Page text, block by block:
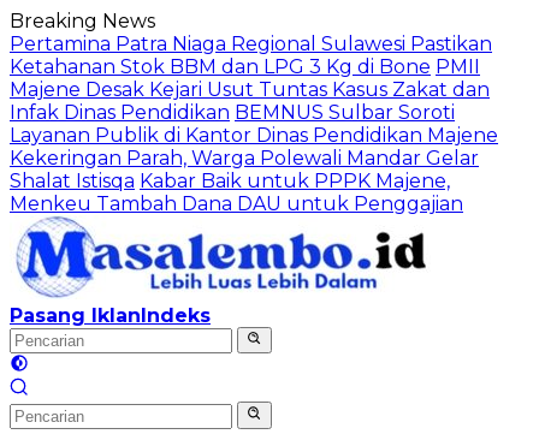
Langsung
ke
konten
Breaking News
Pertamina Patra Niaga Regional Sulawesi Pastikan
Ketahanan Stok BBM dan LPG 3 Kg di Bone PMII
Majene Desak Kejari Usut Tuntas Kasus Zakat dan
Infak Dinas Pendidikan BEMNUS Sulbar Soroti
Layanan Publik di Kantor Dinas Pendidikan Majene
Kekeringan Parah, Warga Polewali Mandar Gelar
Shalat Istisqa Kabar Baik untuk PPPK Majene,
Menkeu Tambah Dana DAU untuk Penggajian
Pasang IklanIndeks